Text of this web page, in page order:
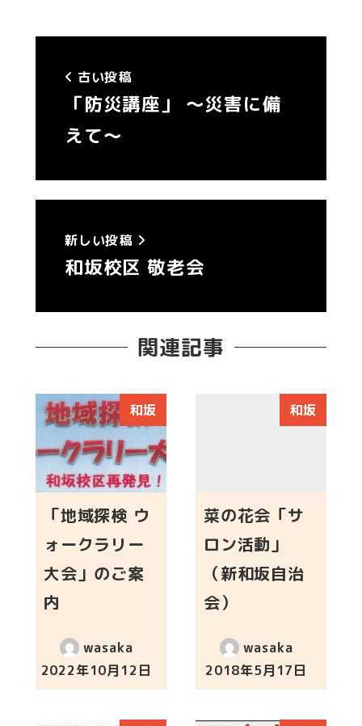
古い投稿
「防災講座」 ～災害に備
えて～
新しい投稿
和坂校区 敬老会
関連記事
和坂
「地域探検 ウ
ォークラリー
大会」のご案
内
wasaka
投稿日
2022年10月12日
和坂
菜の花会「サ
ロン活動」
（新和坂自治
会）
wasaka
投稿日
2018年5月17日